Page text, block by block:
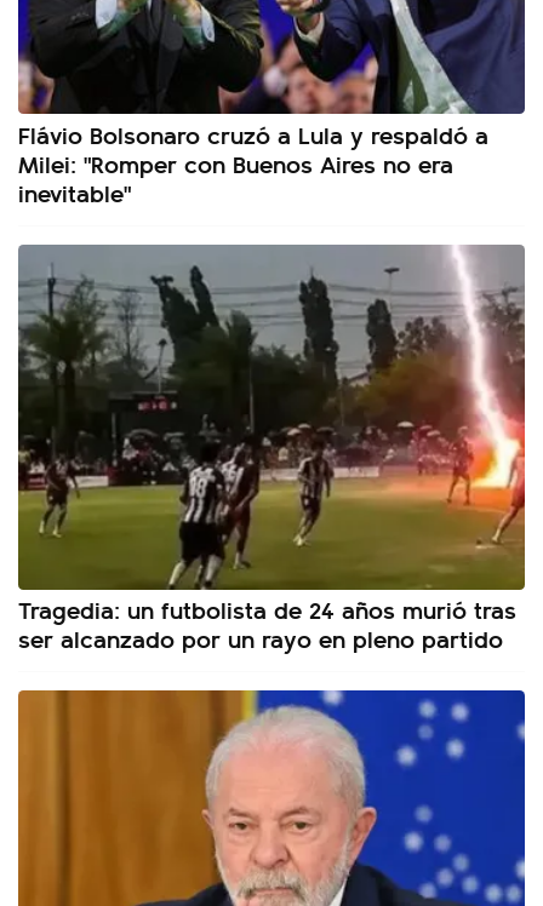
Flávio Bolsonaro cruzó a Lula y respaldó a
Milei: "Romper con Buenos Aires no era
inevitable"
Tragedia: un futbolista de 24 años murió tras
ser alcanzado por un rayo en pleno partido